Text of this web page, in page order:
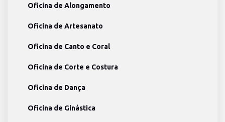
Oficina de Alongamento
Oficina de Artesanato
Oficina de Canto e Coral
Oficina de Corte e Costura
Oficina de Dança
Oficina de Ginástica